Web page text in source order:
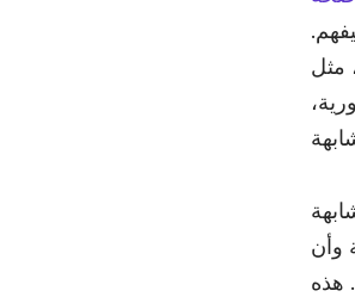
مثل
وأن
هذه